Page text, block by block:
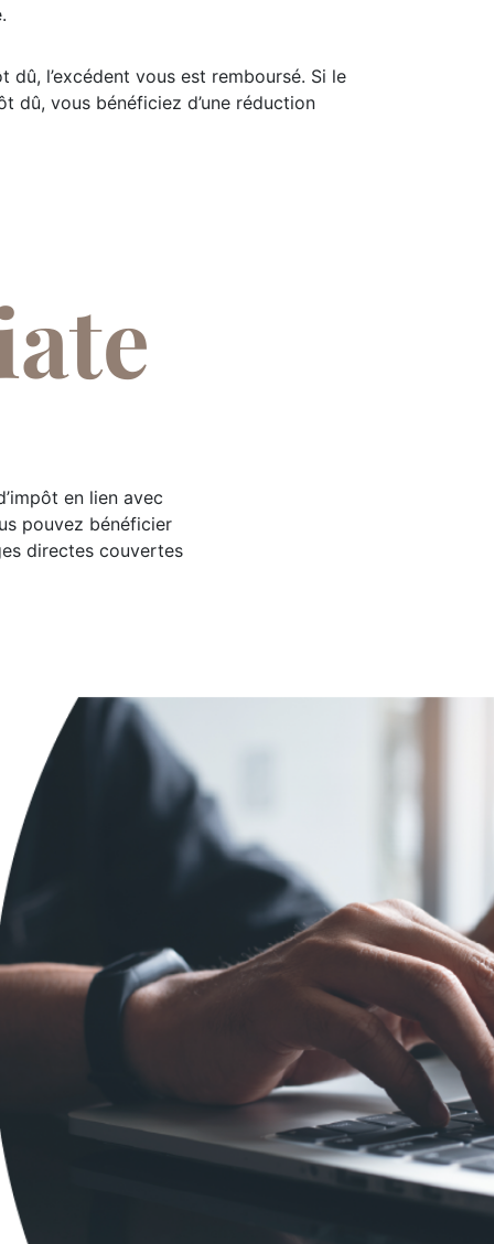
dû, l’excédent vous est remboursé. Si le
dû, vous bénéficiez d’une réduction
en lien avec
pouvez bénéficier
directes couvertes